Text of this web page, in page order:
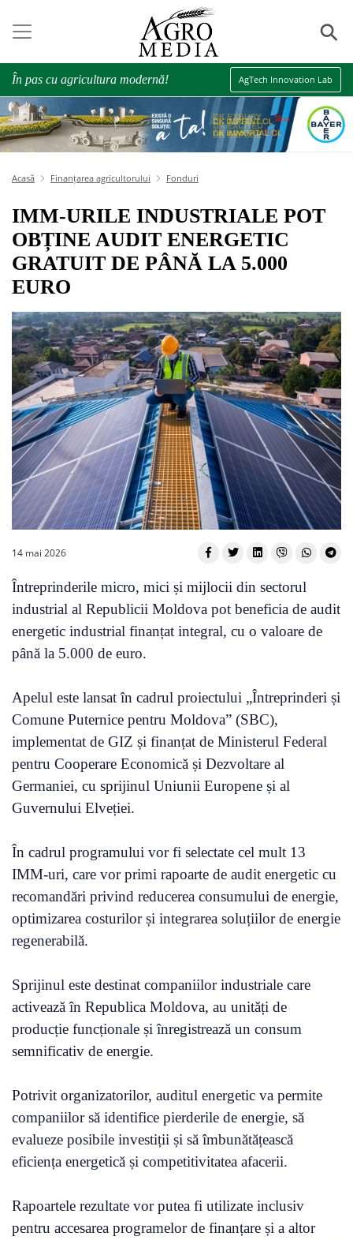
⚲
În pas cu agricultura modernă! AgTech Innovation Lab
Acasă Finanțarea agricultorului Fonduri
IMM-URILE INDUSTRIALE POT
OBȚINE AUDIT ENERGETIC
GRATUIT DE PÂNĂ LA 5.000
EURO
14 mai 2026
Întreprinderile micro, mici și mijlocii din sectorul
industrial al Republicii Moldova pot beneficia de audit
energetic industrial finanțat integral, cu o valoare de
până la 5.000 de euro.
Apelul este lansat în cadrul proiectului „Întreprinderi și
Comune Puternice pentru Moldova” (SBC),
implementat de GIZ și finanțat de Ministerul Federal
pentru Cooperare Economică și Dezvoltare al
Germaniei, cu sprijinul Uniunii Europene și al
Guvernului Elveției.
În cadrul programului vor fi selectate cel mult 13
IMM-uri, care vor primi rapoarte de audit energetic cu
recomandări privind reducerea consumului de energie,
optimizarea costurilor și integrarea soluțiilor de energie
regenerabilă.
Sprijinul este destinat companiilor industriale care
activează în Republica Moldova, au unități de
producție funcționale și înregistrează un consum
semnificativ de energie.
Potrivit organizatorilor, auditul energetic va permite
companiilor să identifice pierderile de energie, să
evalueze posibile investiții și să îmbunătățească
eficiența energetică și competitivitatea afacerii.
Rapoartele rezultate vor putea fi utilizate inclusiv
pentru accesarea programelor de finanțare și a altor